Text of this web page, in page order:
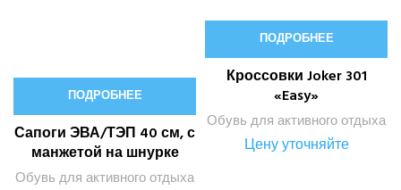
ПОДРОБНЕЕ
Сапоги ЭВА/ТЭП 40 см, с
манжетой на шнурке
Обувь для активного отдыха
ПОДРОБНЕЕ
Кроссовки Joker 301
«Easy»
Обувь для активного отдыха
Цену уточняйте